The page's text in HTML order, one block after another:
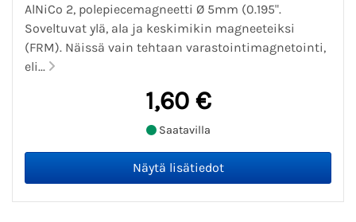
AlNiCo 2, polepiecemagneetti Ø 5mm (0.195".
Soveltuvat ylä, ala ja keskimikin magneeteiksi
(FRM). Näissä vain tehtaan varastointimagnetointi,
eli...
1,60 €
Saatavilla